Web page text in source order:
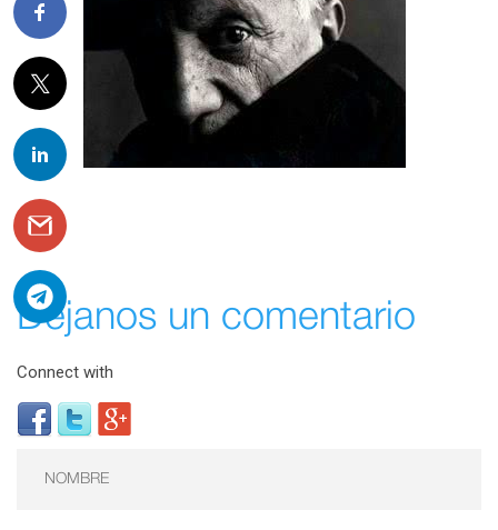
Déjanos un comentario
Connect with